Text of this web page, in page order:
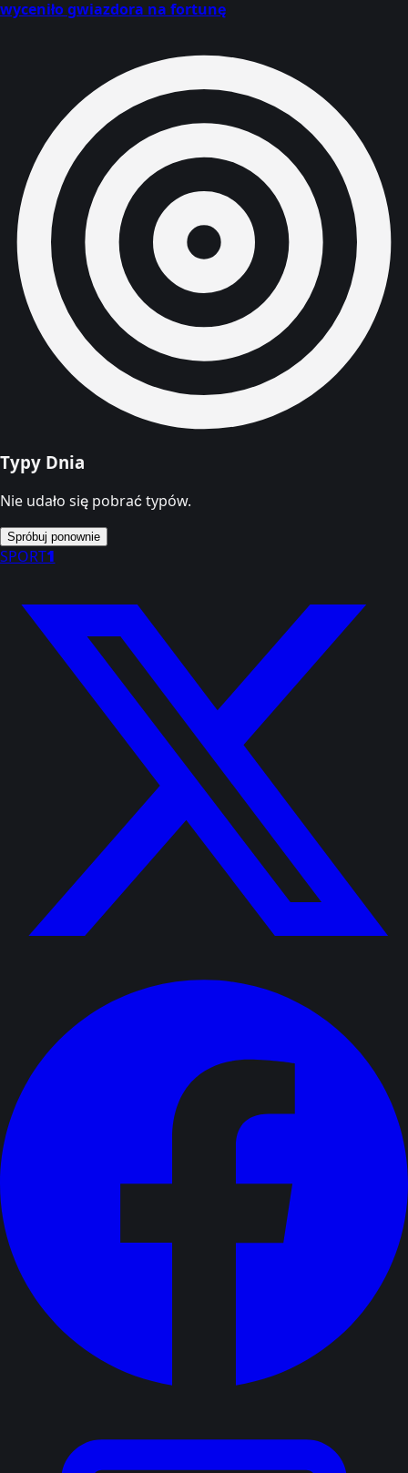
wyceniło gwiazdora na fortunę
Typy Dnia
Nie udało się pobrać typów.
Spróbuj ponownie
SPORT1